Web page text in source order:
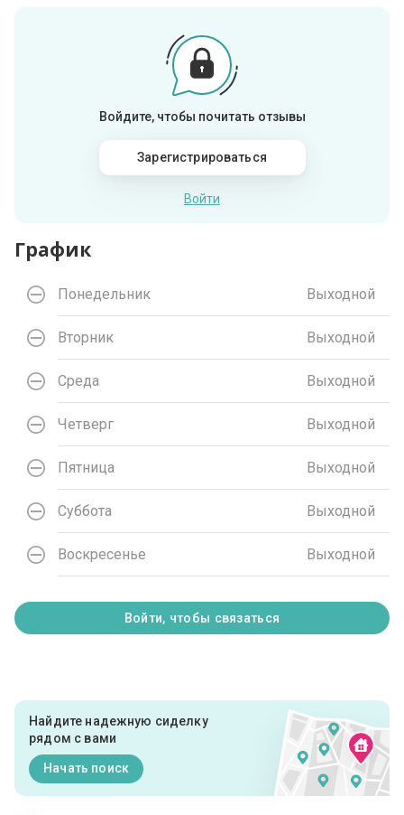
Войдите, чтобы почитать отзывы
Зарегистрироваться
Войти
График
Понедельник Выходной
Вторник Выходной
Среда Выходной
Четверг Выходной
Пятница Выходной
Суббота Выходной
Воскресенье Выходной
Войти, чтобы связаться
Найдите надежную сиделку
рядом с вами
Начать поиск